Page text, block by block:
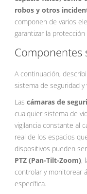
robos y otros
componen de varios
garantizar la
Componentes
A continuación,
sistema de seguridad y
Las cámaras de
cualquier sistema de
vigilancia constante al
real de los espacios
dispositivos pueden
PTZ (Pan-Tilt-Zoom),
controlar y monitorear
específica.